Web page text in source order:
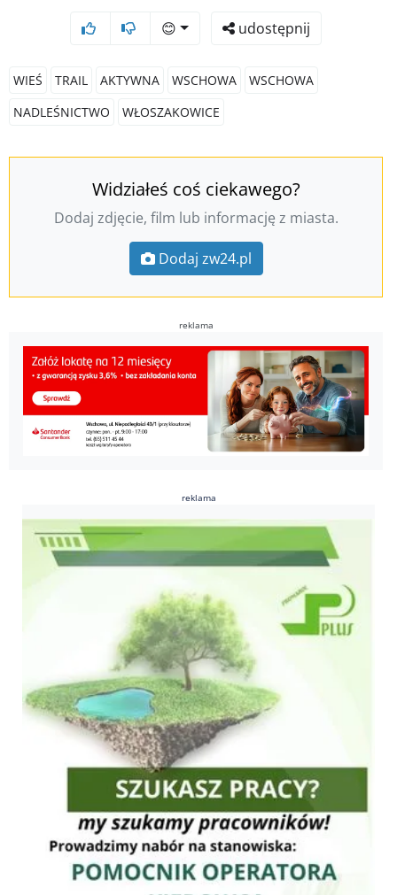
😊 udostępnij
WIEŚ TRAIL AKTYWNA WSCHOWA
WSCHOWA
NADLEŚNICTWO
WŁOSZAKOWICE
Widziałeś coś ciekawego?
Dodaj zdjęcie, film lub informację z miasta.
Dodaj zw24.pl
reklama
reklama